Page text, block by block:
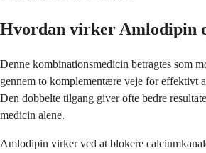
Hvordan virker Amlodipin
Denne kombinationsmedicin betragtes som
gennem to komplementære veje for effektivt
Den dobbelte tilgang giver ofte bedre
medicin alene.
Amlodipin virker ved at blokere